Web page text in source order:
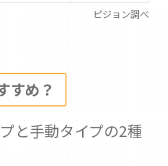
ピジョン調べ
すめ？
と手動タイプの2種